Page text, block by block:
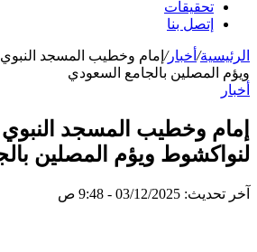
تحقيقات
إتصل بنا
الرئيسية/ أخبار/ إمام وخطيب المسجد
ويؤم المصلين بالجامع السعودي
أخبار
إمام وخطيب المسجد النبوي
لنواكشوط ويؤم المصلين
آخر تحديث: 03/12/2025 - 9:48 ص